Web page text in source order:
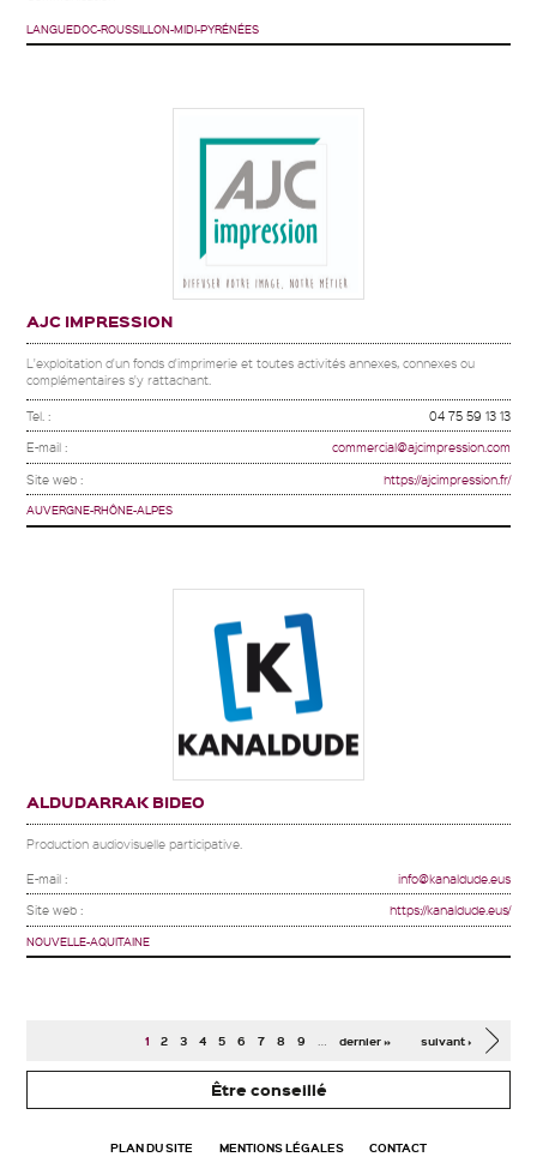
LANGUEDOC-ROUSSILLON-MIDI-PYRÉNÉES
AJC IMPRESSION
L'exploitation d'un fonds d'imprimerie et toutes activités annexes, connexes ou
complémentaires s'y rattachant.
Tel. : 04 75 59 13 13
E-mail : commercial@ajcimpression.com
Site web : https://ajcimpression.fr/
AUVERGNE-RHÔNE-ALPES
ALDUDARRAK BIDEO
Production audiovisuelle participative.
E-mail : info@kanaldude.eus
Site web : https://kanaldude.eus/
NOUVELLE-AQUITAINE
1 2 3 4 5 6 7 8 9 … suivant ›
dernier »
Être conseillé
PLAN DU SITE MENTIONS LÉGALES CONTACT